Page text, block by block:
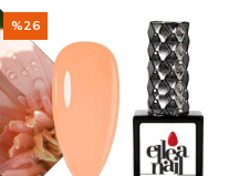
%26